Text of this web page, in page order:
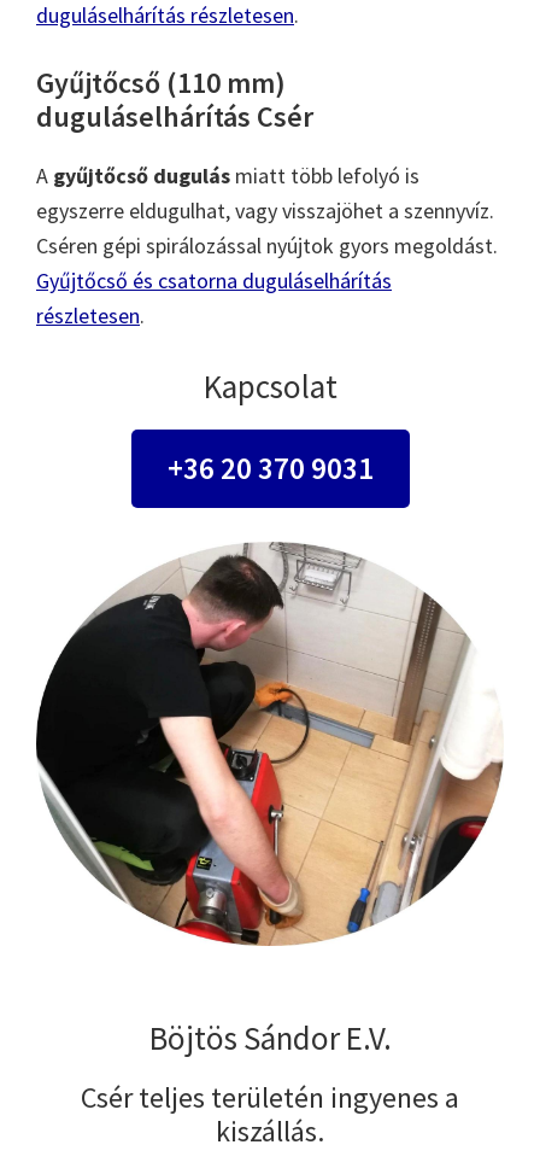
duguláselhárítás részletesen.
Gyűjtőcső (110 mm)
duguláselhárítás Csér
A gyűjtőcső dugulás miatt több lefolyó is
egyszerre eldugulhat, vagy visszajöhet a szennyvíz.
Cséren gépi spirálozással nyújtok gyors megoldást.
Gyűjtőcső és csatorna duguláselhárítás
részletesen.
Kapcsolat
+36 20 370 9031
Böjtös Sándor E.V.
Csér teljes területén ingyenes a
kiszállás.